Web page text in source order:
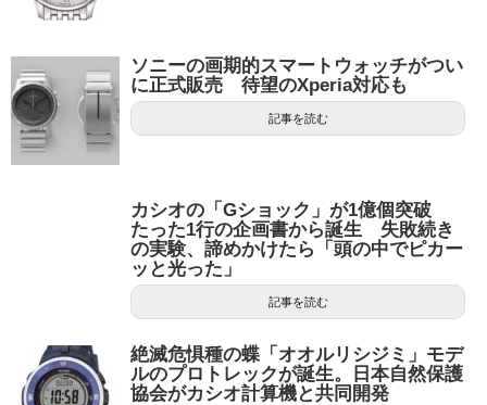
ソニーの画期的スマートウォッチがつい
に正式販売 待望のXperia対応も
記事を読む
カシオの「Gショック」が1億個突破
たった1行の企画書から誕生 失敗続き
の実験、諦めかけたら「頭の中でピカー
ッと光った」
記事を読む
絶滅危惧種の蝶「オオルリシジミ」モデ
ルのプロトレックが誕生。日本自然保護
協会がカシオ計算機と共同開発